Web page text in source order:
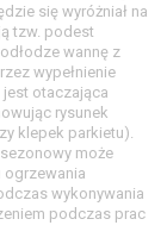
się wyróżniał na
tzw. podest
wannę z
wypełnienie
otaczająca
rysunek
klepek parkietu).
może
wykonywania
podczas prac